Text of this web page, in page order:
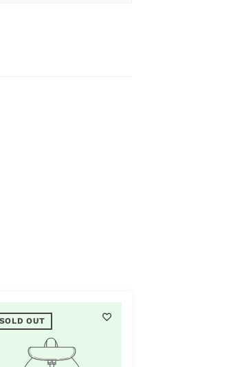
SOLD OUT